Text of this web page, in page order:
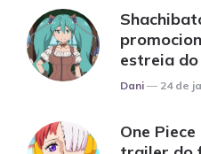
estreia do
Posted
Dani 24 de
One